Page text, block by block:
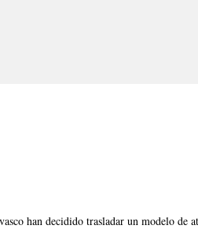
han decidido trasladar un modelo de